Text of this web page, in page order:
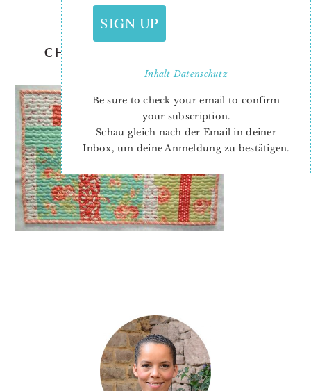
CHRISTMAS-PRESENT-QUILT-
PATTERN-HILDY-2
SIGN UP
InhaltDatenschutz
Be sure to check your email to confirm
your subscription.
Schau gleich nach der Email in deiner
Inbox, um deine Anmeldung zu bestätigen.